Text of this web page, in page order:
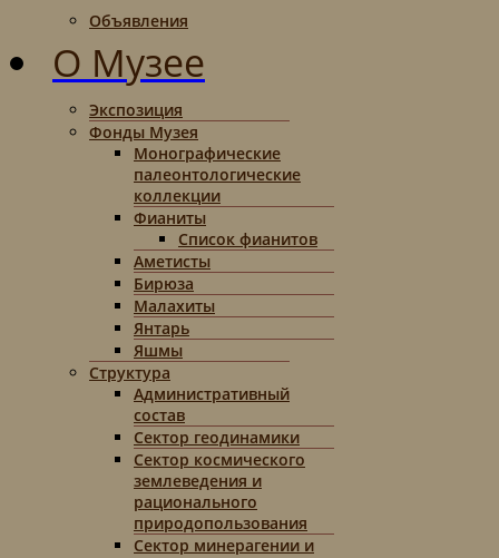
Объявления
О Музее
Экспозиция
Фонды Музея
Монографические
палеонтологические
коллекции
Фианиты
Список фианитов
Аметисты
Бирюза
Малахиты
Янтарь
Яшмы
Структура
Административный
состав
Сектор геодинамики
Сектор космического
землеведения и
рационального
природопользования
Сектор минерагении и